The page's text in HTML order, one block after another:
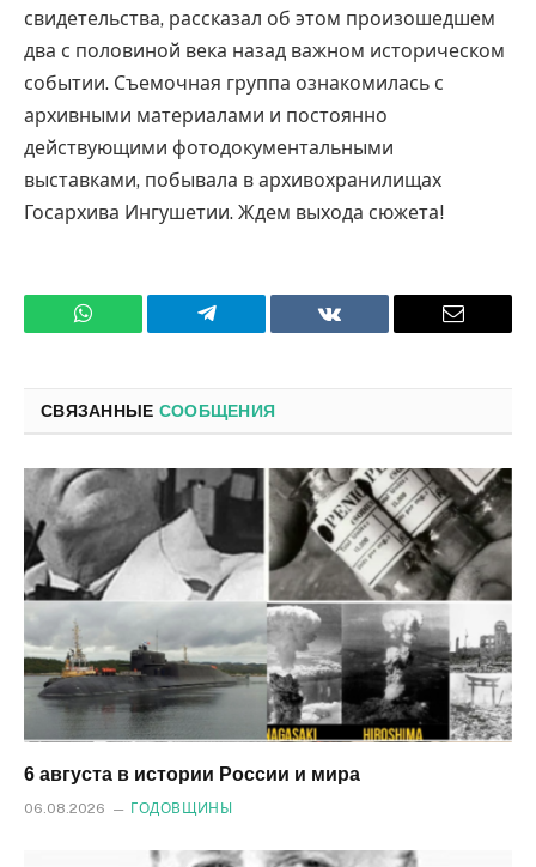
свидетельства, рассказал об этом произошедшем
два с половиной века назад важном историческом
событии. Съемочная группа ознакомилась с
архивными материалами и постоянно
действующими фотодокументальными
выставками, побывала в архивохранилищах
Госархива Ингушетии. Ждем выхода сюжета!
WhatsApp Телеграмм ВКонтакте
СВЯЗАННЫЕ СООБЩЕНИЯ
6 августа в истории России и мира
06.08.2026 ГОДОВЩИНЫ